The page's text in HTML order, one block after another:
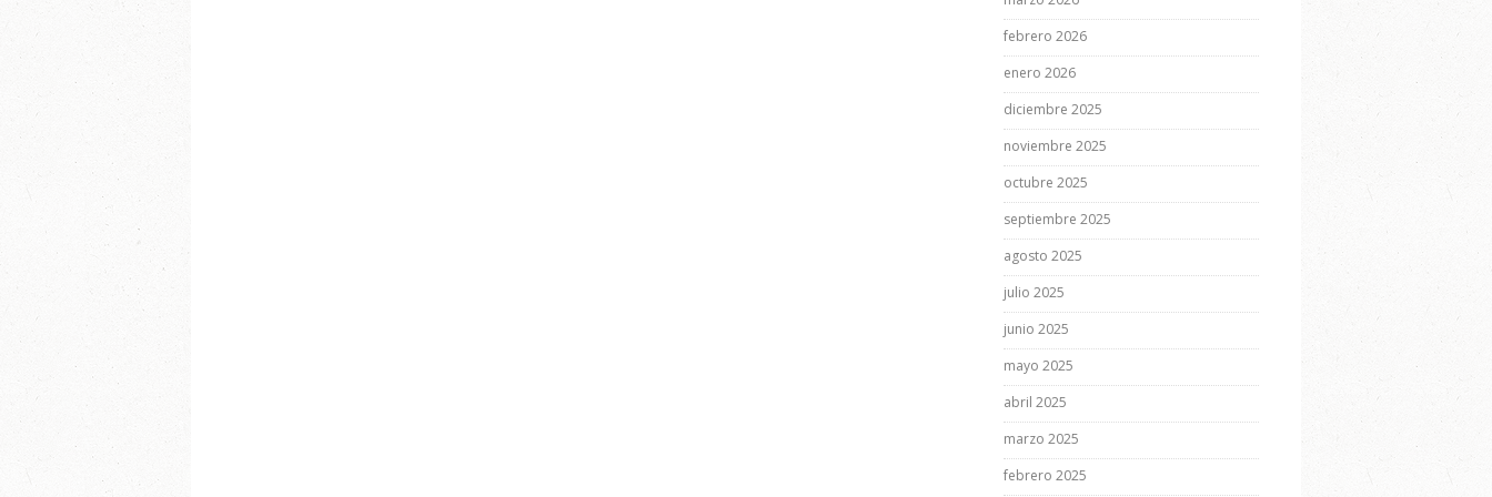
febrero 2026
enero 2026
diciembre 2025
noviembre 2025
octubre 2025
septiembre 2025
agosto 2025
julio 2025
junio 2025
mayo 2025
abril 2025
marzo 2025
febrero 2025